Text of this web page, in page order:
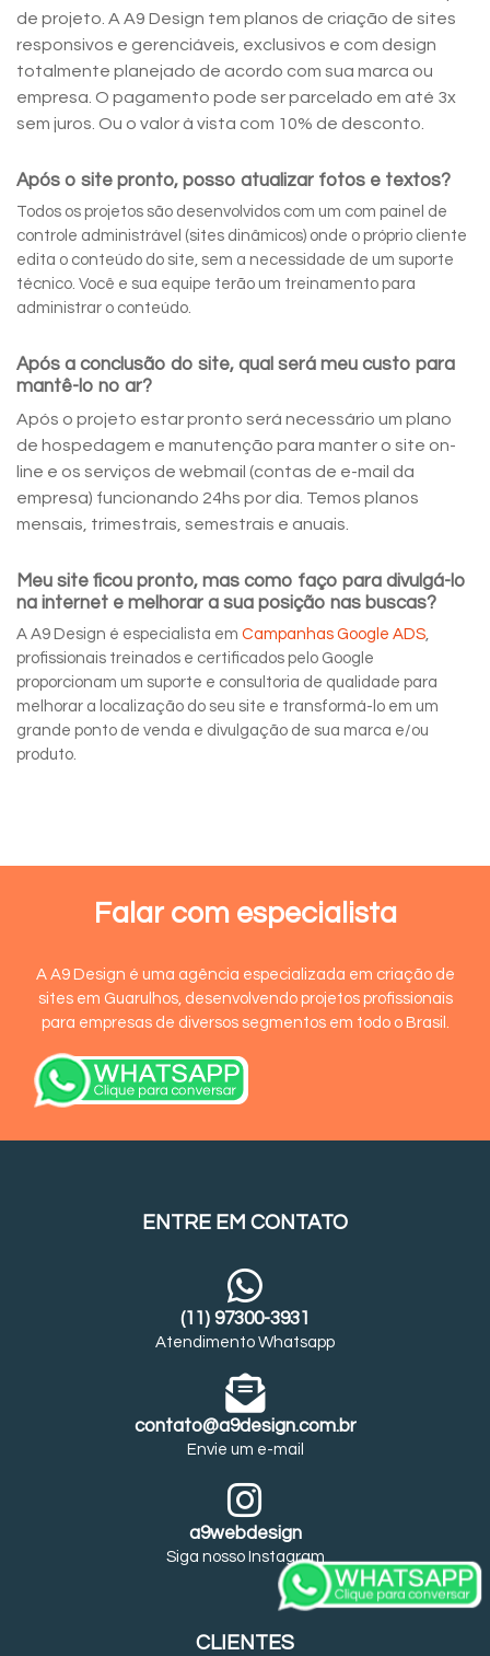
de projeto. A A9 Design tem planos de criação de sites
responsivos e gerenciáveis, exclusivos e com design
totalmente planejado de acordo com sua marca ou
empresa. O pagamento pode ser parcelado em até 3x
sem juros. Ou o valor à vista com 10% de desconto.
Após o site pronto, posso atualizar fotos e textos?
Todos os projetos são desenvolvidos com um com painel de
controle administrável (sites dinâmicos) onde o próprio cliente
edita o conteúdo do site, sem a necessidade de um suporte
técnico. Você e sua equipe terão um treinamento para
administrar o conteúdo.
Após a conclusão do site, qual será meu custo para
mantê-lo no ar?
Após o projeto estar pronto será necessário um plano
de hospedagem e manutenção para manter o site on-
line e os serviços de webmail (contas de e-mail da
empresa) funcionando 24hs por dia. Temos planos
mensais, trimestrais, semestrais e anuais.
Meu site ficou pronto, mas como faço para divulgá-lo
na internet e melhorar a sua posição nas buscas?
A A9 Design é especialista em Campanhas Google ADS,
profissionais treinados e certificados pelo Google
proporcionam um suporte e consultoria de qualidade para
melhorar a localização do seu site e transformá-lo em um
grande ponto de venda e divulgação de sua marca e/ou
produto.
Falar com especialista
A A9 Design é uma agência especializada em criação de
sites em Guarulhos, desenvolvendo projetos profissionais
para empresas de diversos segmentos em todo o Brasil.
ENTRE EM CONTATO
(11) 97300-3931
Atendimento Whatsapp
contato@a9design.com.br
Envie um e-mail
a9webdesign
Siga nosso Instagram
CLIENTES